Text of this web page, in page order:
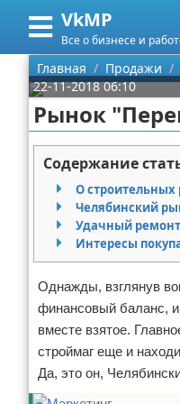
VkMP
Все о бизнесе и
Меню
Главная
Категории
Сельское хозяйство
Разное
Идеи бизнеса
Для руководителя
Промышленность
Международный
Продажи
Поиск
О проекте
Контакты
Сотрудничество
Размещение рекламы
Для правообладателей
Условия
Главная Продажи
22-11-2018 06:10
Рынок
Содержание
О
Челябинский
Удачный
Интересы
Однажды, взглянув
финансовый баланс,
вместе взятое.
строймаг еще и
Да, это он,